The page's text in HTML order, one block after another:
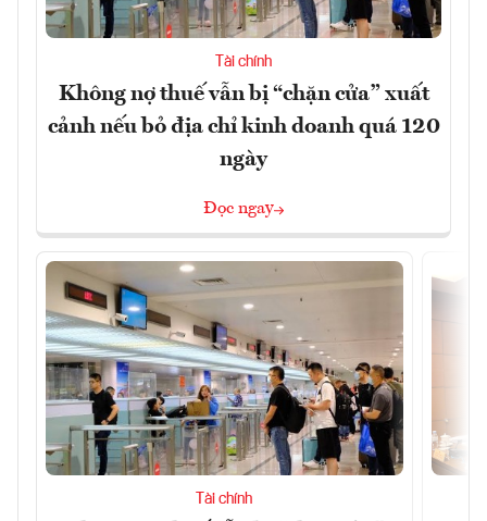
Tài chính
Không nợ thuế vẫn bị “chặn cửa” xuất
cảnh nếu bỏ địa chỉ kinh doanh quá 120
ngày
Đọc ngay
Tài chính